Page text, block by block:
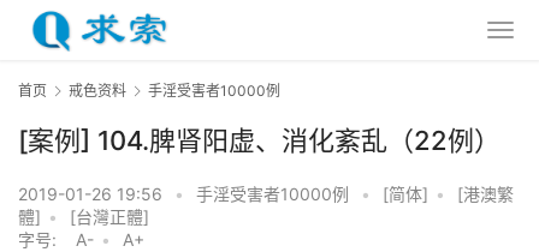
首页 戒色资料 手淫受害者10000例
[案例] 104.脾肾阳虚、消化紊乱（22例）
2019-01-26 19:56 • 手淫受害者10000例 • [简体] •
[港澳繁
體] •
[台灣正體]
字号:
A- • A+